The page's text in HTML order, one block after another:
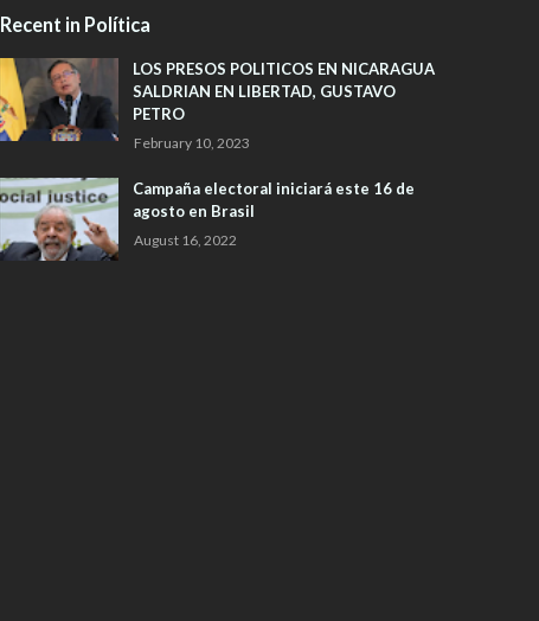
Recent in Política
LOS PRESOS POLITICOS EN NICARAGUA
SALDRIAN EN LIBERTAD, GUSTAVO
PETRO
February 10, 2023
Campaña electoral iniciará este 16 de
agosto en Brasil
August 16, 2022